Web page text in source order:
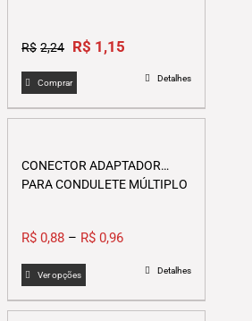
be
the
product
R$ 2,24
Original
was:
R$2,24.
R$ 1,15
R$1,15.
Comprar Detalhes
CONECTOR ADAPTADOR
PARA CONDULETE MÚLTIPLO
R$ 0,88 – R$ 0,96
Ver opções
has
Detalhes